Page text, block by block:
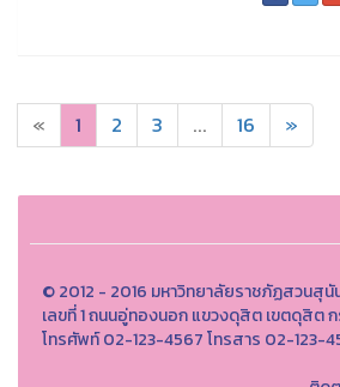
« 1 2 3 ... 16 »
© 2012 - 2016 มหาวิทยาลัยราชภัฏสวนสุนั
เลขที่ 1 ถนนอู่ทองนอก แขวงดุสิต เขตดุสิต
โทรศัพท์ 02-123-4567 โทรสาร 02-123-